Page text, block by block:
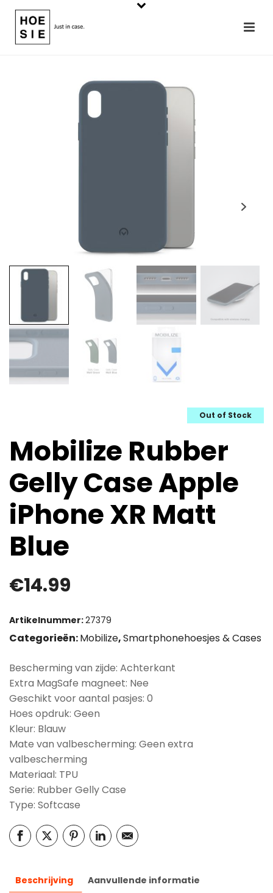
Out of Stock
Mobilize Rubber
Gelly Case Apple
iPhone XR Matt
Blue
€14.99
Artikelnummer:27379
Categorieën:Mobilize,Smartphonehoesjes & Cases
Bescherming van zijde: Achterkant
Extra MagSafe magneet: Nee
Geschikt voor aantal pasjes: 0
Hoes opdruk: Geen
Kleur: Blauw
Mate van valbescherming: Geen extra
valbescherming
Materiaal: TPU
Serie: Rubber Gelly Case
Type: Softcase
Beschrijving
Aanvullende informatie